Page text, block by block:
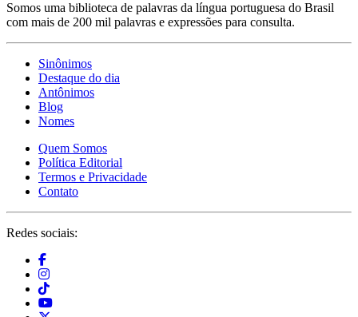
Somos uma biblioteca de palavras da língua portuguesa do Brasil
com mais de 200 mil palavras e expressões para consulta.
Sinônimos
Destaque do dia
Antônimos
Blog
Nomes
Quem Somos
Política Editorial
Termos e Privacidade
Contato
Redes sociais: